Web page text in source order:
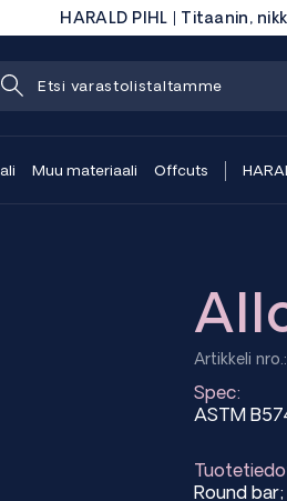
HARALD PIHL | Titaanin,
Muu materiaali Offcuts
Artikkeli
Spec:
ASTM
Round